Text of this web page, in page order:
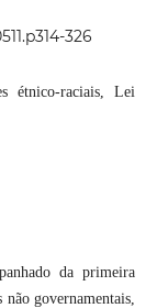
326
étnico-raciais, Lei
da primeira
governamentais,